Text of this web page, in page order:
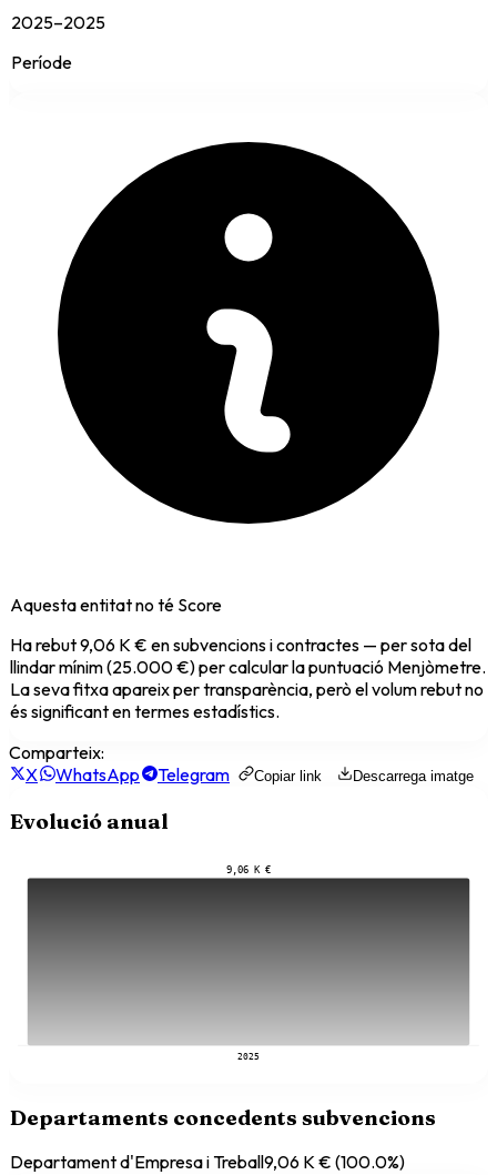
2025–2025
Període
Aquesta entitat no té Score
Ha rebut9,06 K € en subvencions i contractes — per sota del
llindar mínim (25.000 €) per calcular la puntuació Menjòmetre.
La seva fitxa apareix per transparència, però el volum rebut no
és significant en termes estadístics.
Comparteix:
X
WhatsApp Telegram Copiar link Descarrega imatge
Evolució anual
9,06 K €
2025
Departaments concedents subvencions
Departament d'Empresa i Treball9,06 K € (100.0%)